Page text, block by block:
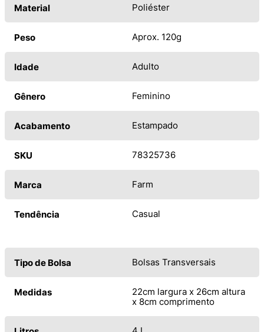
Material Poliéster
Peso Aprox. 120g
Idade Adulto
Gênero Feminino
Acabamento Estampado
SKU 78325736
Marca Farm
Tendência Casual
Tipo de Bolsa Bolsas Transversais
Medidas
22cm largura x 26cm altura
x 8cm comprimento